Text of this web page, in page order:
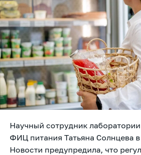
Научный сотрудник
ФИЦ питания Татьяна Солнцева
Новости предупредила, что